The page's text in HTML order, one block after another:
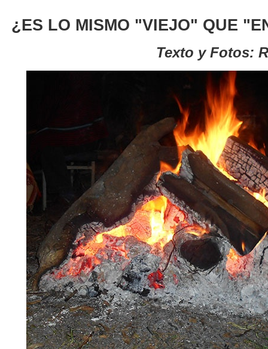
¿ES LO MISMO "VIEJO" QUE
Texto y Fotos: